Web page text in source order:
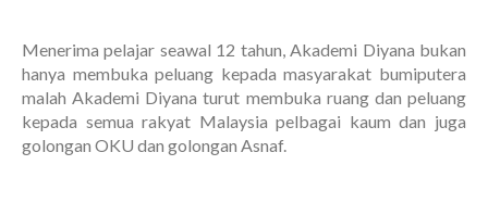
Menerima pelajar seawal 12 tahun, Akademi Diyana bukan
hanya membuka peluang kepada masyarakat bumiputera
malah Akademi Diyana turut membuka ruang dan peluang
kepada semua rakyat Malaysia pelbagai kaum dan juga
golongan OKU dan golongan Asnaf.